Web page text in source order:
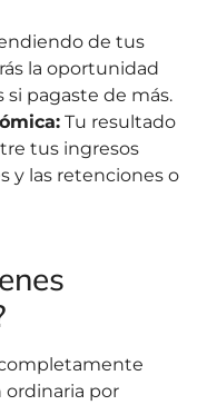
de tus
la oportunidad
si pagaste de más.
Tu resultado
tus ingresos
y las retenciones o
ordinaria por